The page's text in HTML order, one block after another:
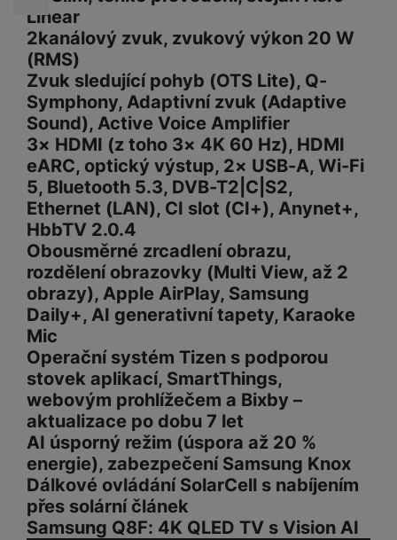
Linear
2kanálový zvuk, zvukový výkon 20 W
(RMS)
Zvuk sledující pohyb (OTS Lite), Q-
Symphony, Adaptivní zvuk (Adaptive
Sound), Active Voice Amplifier
3× HDMI (z toho 3× 4K 60 Hz), HDMI
eARC, optický výstup, 2× USB-A, Wi-Fi
5, Bluetooth 5.3, DVB-T2|C|S2,
Ethernet (LAN), CI slot (CI+), Anynet+,
HbbTV 2.0.4
Obousměrné zrcadlení obrazu,
rozdělení obrazovky (Multi View, až 2
obrazy), Apple AirPlay, Samsung
Daily+, AI generativní tapety, Karaoke
Mic
Operační systém Tizen s podporou
stovek aplikací, SmartThings,
webovým prohlížečem a Bixby –
aktualizace po dobu 7 let
AI úsporný režim (úspora až 20 %
energie), zabezpečení Samsung Knox
Dálkové ovládání SolarCell s nabíjením
přes solární článek
Samsung Q8F: 4K QLED TV s Vision AI